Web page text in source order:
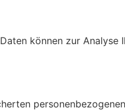
können zur Analyse